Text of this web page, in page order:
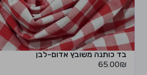
בד כותנה משובץ אדום-לבן
65.00₪